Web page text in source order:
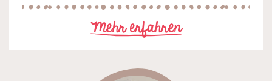
Mehr erfahrenzu vom